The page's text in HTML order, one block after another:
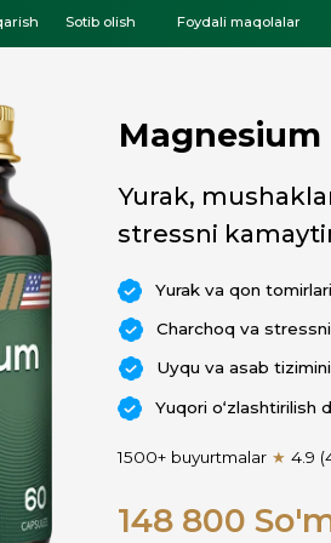
olish Foydali maqolalar Aloqa
Magnesium Citrate
stressni kamaytirish,
1500+ buyurtmalar★4.9 (423 sharhlar)
Charchoq va stressni kamaytiradi
Uyqu va asab tizimini qo‘llab-
Yuqori o‘zlashtirilish darajasi
172 000
148 800 So'm